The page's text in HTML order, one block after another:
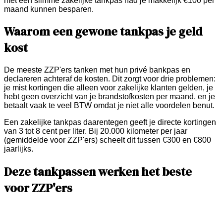
maand kunnen besparen.
Waarom een gewone tankpas je geld
kost
De meeste ZZP'ers tanken met hun privé bankpas en
declareren achteraf de kosten. Dit zorgt voor drie problemen:
je mist kortingen die alleen voor zakelijke klanten gelden, je
hebt geen overzicht van je brandstofkosten per maand, en je
betaalt vaak te veel BTW omdat je niet alle voordelen benut.
Een zakelijke tankpas daarentegen geeft je directe kortingen
van 3 tot 8 cent per liter. Bij 20.000 kilometer per jaar
(gemiddelde voor ZZP'ers) scheelt dit tussen €300 en €800
jaarlijks.
Deze tankpassen werken het beste
voor ZZP'ers